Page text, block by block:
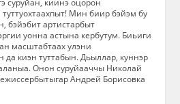
Мин биир бэйэм бу
бэйэбит артистарбыт
уонна астына кербутум. Биьиги
масштабтаах улэни
да киэн туттабын. Дьыллар, куннэр
Онон суруйааччы Николай
Андрей Борисовка